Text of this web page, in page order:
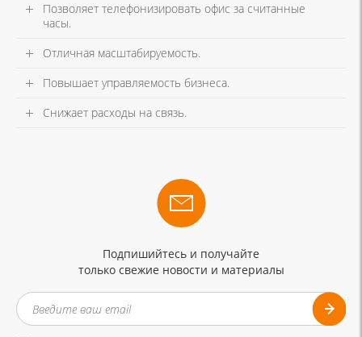
Позволяет телефонизировать офис за считанные
часы.
Отличная масштабируемость.
Повышает управляемость бизнеса.
Снижает расходы на связь.
Подпишийтесь и получайте
только свежие новости и материалы